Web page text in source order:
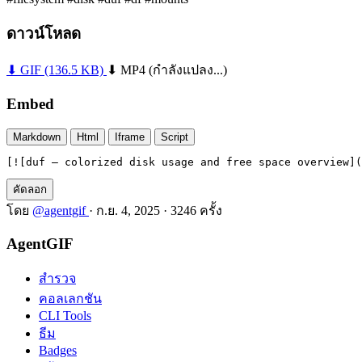
ดาวน์โหลด
⬇ GIF (136.5 KB) ⬇ MP4 (กำลังแปลง...)
Embed
Markdown Html Iframe Script
[![duf — colorized disk usage and free space
คัดลอก
โดย @agentgif · ก.ย. 4, 2025 · 3246 ครั้ง
AgentGIF
สำรวจ
คอลเลกชัน
CLI Tools
ธีม
Badges